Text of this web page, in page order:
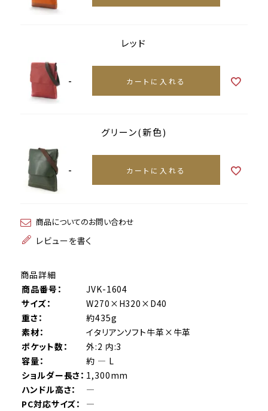
レッド
- カートに入れる
グリーン(新色)
- カートに入れる
商品についてのお問い合わせ
レビューを書く
商品詳細
商品番号：
JVK-1604
サイズ：
W270×H320×D40
重さ：
約435g
素材：
イタリアンソフト牛革×牛革
ポケット数：
外:2 内:3
容量：
約 ― L
ショルダー長さ： 1,300mm
ハンドル高さ：
―
PC対応サイズ：
―